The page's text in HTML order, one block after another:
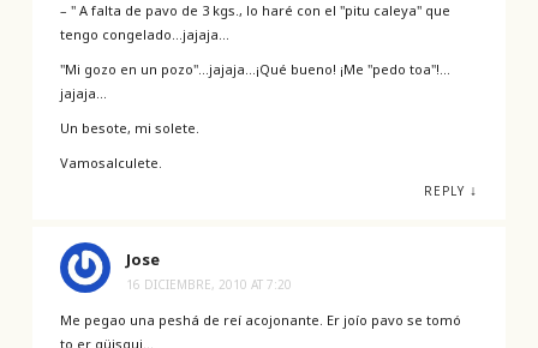
– " A falta de pavo de 3 kgs., lo haré con el "pitu caleya" que
tengo congelado…jajaja…
"Mi gozo en un pozo"…jajaja…¡Qué bueno! ¡Me "pedo toa"!…
jajaja…
Un besote, mi solete.
Vamosalculete.
REPLY ↓
Jose
16 DICIEMBRE, 2010 AT 7:20
Me pegao una peshá de reí acojonante. Er joío pavo se tomó
to er güisqui…